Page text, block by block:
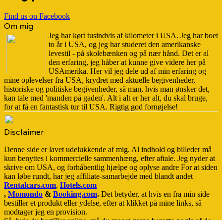
Find us on Facebook
Om mig
Jeg har kørt tusindvis af kilometer i USA. Jeg har boet
to år i USA, og jeg har studeret den amerikanske
levestil - på skolebænken og på nær hånd. Det er al
den erfaring, jeg håber at kunne give videre her på
USAmerika. Her vil jeg dele ud af min erfaring og
mine oplevelser fra USA, krydret med aktuelle begivenheder,
historiske og politiske begivenheder, så man, hvis man ønsker det,
kan tale med 'manden på gaden'. Alt i alt er her alt, du skal bruge,
for at få en fantastisk tur til USA. Rigtig god fornøjelse!
Disclaimer
Denne side er lavet udelukkende af mig. Al indhold og billeder må
kun benyttes i kommercielle sammenhæng, efter aftale. Jeg nyder at
skrive om USA, og forhåbentlig hjælpe og oplyse andre For at siden
kan løbe rundt, har jeg affiliate-samarbejde med blandt andet
Rentalcars.com, Hotels.com
, Momondo & Booking.com. Det betyder, at hvis en fra min side
bestiller et produkt eller ydelse, efter at klikket på mine links, så
modtager jeg en provision.